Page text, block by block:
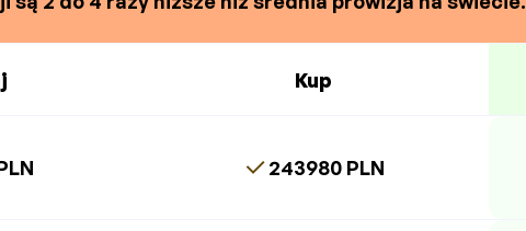
Kup
243980 PLN